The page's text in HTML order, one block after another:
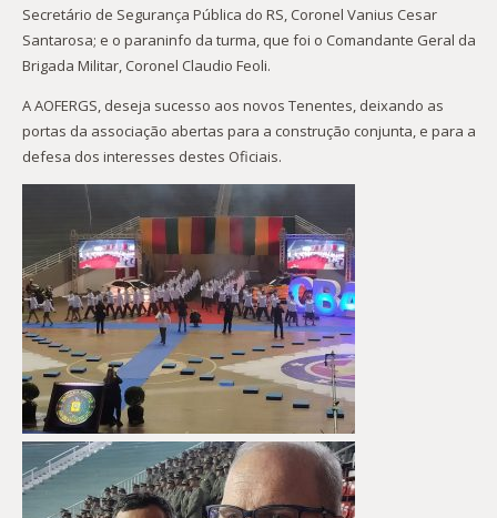
Secretário de Segurança Pública do RS, Coronel Vanius Cesar
Santarosa; e o paraninfo da turma, que foi o Comandante Geral da
Brigada Militar, Coronel Claudio Feoli.
A AOFERGS, deseja sucesso aos novos Tenentes, deixando as
portas da associação abertas para a construção conjunta, e para a
defesa dos interesses destes Oficiais.